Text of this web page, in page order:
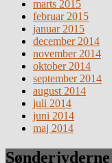
marts 2015
februar 2015
januar 2015
december 2014
november 2014
oktober 2014
september 2014
august 2014
juli 2014
juni 2014
maj 2014